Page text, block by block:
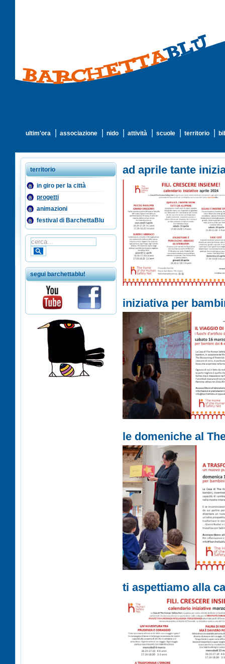
ultim'ora associazione nido attività scuole territorio
territorio
in giro per la città
progetti
animazioni
festival di BarchettaBlu
segui barchettablu!
ad aprile tante
iniziativa per
le domeniche al
ti aspettiamo alla